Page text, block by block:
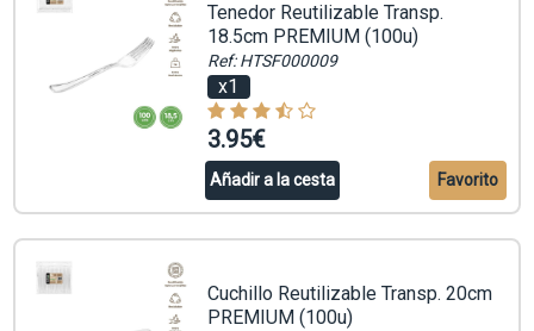
Tenedor Reutilizable Transp.
18.5cm PREMIUM (100u)
Ref: HTSF000009
x1
3.95€
Añadir a la cesta Favorito
Cuchillo Reutilizable Transp. 20cm
PREMIUM (100u)